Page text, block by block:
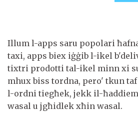
Illum l-apps saru popolari
taxi, apps biex iġġib l-ikel
tixtri prodotti tal-ikel minn xi
mhux biss tordna, pero' tkun
l-ordni tiegħek, jekk il-ħaddiem
wasal u jgħidlek xħin wasal.